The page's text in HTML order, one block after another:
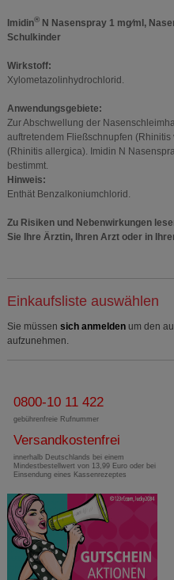
Imidin®N Nasenspray 1 mg⁄ml,
Schulkinder
Wirkstoff:
Xylometazolinhydrochlorid.
Anwendungsgebiete:
Zur Abschwellung der
auftretendem Fließschnupfen
(Rhinitis allergica). Imidin N
bestimmt.
Hinweis:
Enthät Benzalkoniumchlorid.
Zu Risiken und Nebenwirkungen
Sie Ihre Ärztin, Ihren Arzt oder in
Einkaufsliste auswählen
Sie müssen sich anmelden um den
aufzunehmen.
0800-10 11 422
gebührenfreie Rufnummer
Versandkostenfrei
innerhalb Deutschlands bei einem
Mindestbestellwert von 13,99 Euro oder bei
Einsendung eines Kassenrezeptes